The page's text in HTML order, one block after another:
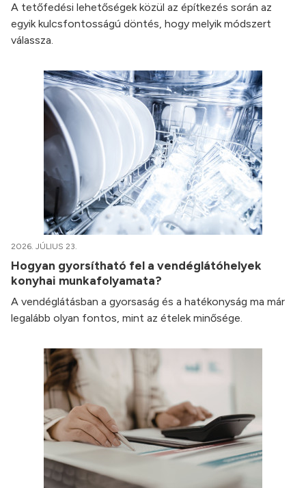
A tetőfedési lehetőségek közül az építkezés során az
egyik kulcsfontosságú döntés, hogy melyik módszert
válassza.
2026. JÚLIUS 23.
Hogyan gyorsítható fel a vendéglátóhelyek
konyhai munkafolyamata?
A vendéglátásban a gyorsaság és a hatékonyság ma már
legalább olyan fontos, mint az ételek minősége.